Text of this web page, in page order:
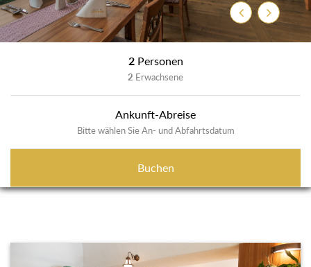
Previous
Next
2 Personen
2 Erwachsene
Ankunft-Abreise
Bitte wählen Sie An- und Abfahrtsdatum
Buchen